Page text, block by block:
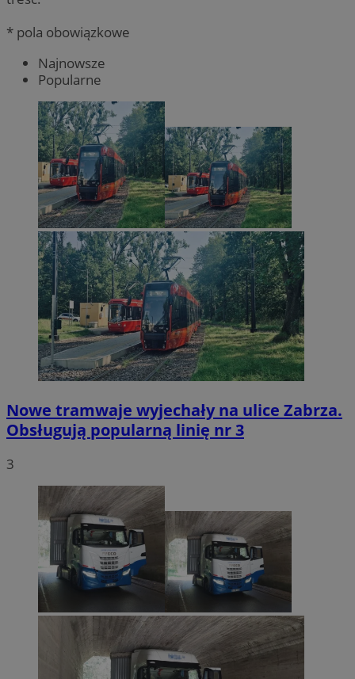
* pola obowiązkowe
Najnowsze
Popularne
Nowe tramwaje wyjechały na ulice Zabrza.
Obsługują popularną linię nr 3
3